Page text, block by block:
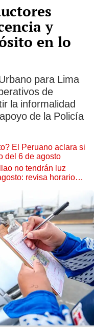
y
en lo
para Lima
de
la informalidad
de la Policía
El Peruano aclara si
del 6 de agosto
no tendrán luz
revisa horarios y